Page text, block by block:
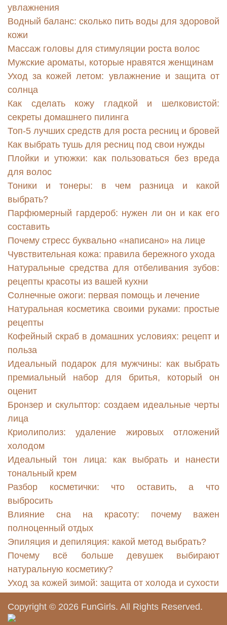
увлажнения
Водный баланс: сколько пить воды для здоровой
кожи
Массаж головы для стимуляции роста волос
Мужские ароматы, которые нравятся женщинам
Уход за кожей летом: увлажнение и защита от
солнца
Как сделать кожу гладкой и шелковистой:
секреты домашнего пилинга
Топ-5 лучших средств для роста ресниц и бровей
Как выбрать тушь для ресниц под свои нужды
Плойки и утюжки: как пользоваться без вреда
для волос
Тоники и тонеры: в чем разница и какой
выбрать?
Парфюмерный гардероб: нужен ли он и как его
составить
Почему стресс буквально «написано» на лице
Чувствительная кожа: правила бережного ухода
Натуральные средства для отбеливания зубов:
рецепты красоты из вашей кухни
Солнечные ожоги: первая помощь и лечение
Натуральная косметика своими руками: простые
рецепты
Кофейный скраб в домашних условиях: рецепт и
польза
Идеальный подарок для мужчины: как выбрать
премиальный набор для бритья, который он
оценит
Бронзер и скульптор: создаем идеальные черты
лица
Криолиполиз: удаление жировых отложений
холодом
Идеальный тон лица: как выбрать и нанести
тональный крем
Разбор косметички: что оставить, а что
выбросить
Влияние сна на красоту: почему важен
полноценный отдых
Эпиляция и депиляция: какой метод выбрать?
Почему всё больше девушек выбирают
натуральную косметику?
Уход за кожей зимой: защита от холода и сухости
Copyright © 2026 FunGirls. All Rights Reserved.